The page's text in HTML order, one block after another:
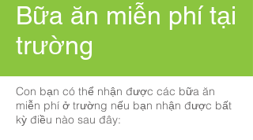
Bữa ăn miễn phí tại
trường
Con bạn có thể nhận được các bữa ăn
miễn phí ở trường nếu bạn nhận được bất
kỳ điều nào sau đây: